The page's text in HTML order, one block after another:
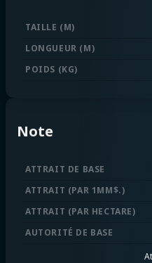
TAILLE (M)
LONGUEUR (M)
POIDS (KG)
Note
ATTRAIT DE BASE
ATTRAIT (PAR 1MM$.)
ATTRAIT (PAR HECTARE)
AUTORITÉ DE BASE